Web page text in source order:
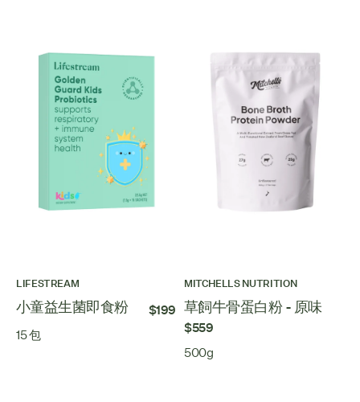
LIFESTREAM
小童益生菌即食粉 $199
15 包
MITCHELLS NUTRITION
草飼牛骨蛋白粉 - 原味
$559
500g